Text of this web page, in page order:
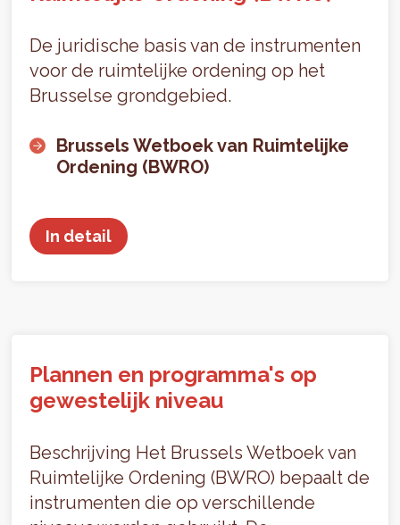
De juridische basis van de instrumenten
voor de ruimtelijke ordening op het
Brusselse grondgebied.
Brussels Wetboek van Ruimtelijke
Ordening (BWRO)
In detail
Plannen en programma's op
gewestelijk niveau
Beschrijving Het Brussels Wetboek van
Ruimtelijke Ordening (BWRO) bepaalt de
instrumenten die op verschillende